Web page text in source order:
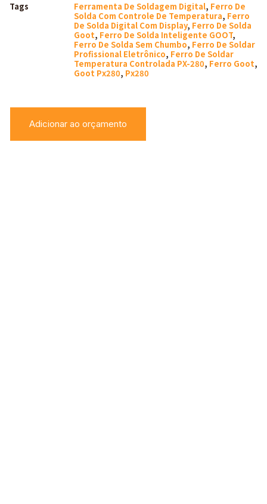
Tags Ferramenta De Soldagem Digital, Ferro De
Solda Com Controle De Temperatura, Ferro
De Solda Digital Com Display, Ferro De Solda
Goot, Ferro De Solda Inteligente GOOT,
Ferro De Solda Sem Chumbo, Ferro De Soldar
Profissional Eletrônico, Ferro De Soldar
Temperatura Controlada PX-280, Ferro Goot,
Goot Px280, Px280
Adicionar ao orçamento